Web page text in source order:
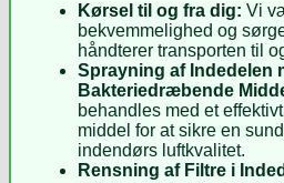
Kørsel til og fra dig: Vi
bekvemmelighed og
håndterer transporten til
Sprayning af Indedelen
Bakteriedræbende
behandles med et
middel for at sikre en
indendørs luftkvalitet.
Rensning af Filtre i